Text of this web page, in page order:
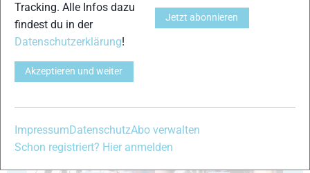
Tracking. Alle Infos dazu
findest du in der
Datenschutzerklärung!
Akzeptieren und weiter
Jetzt abonnieren
Impressum DatenschutzAbo verwalten
Schon registriert? Hier anmelden